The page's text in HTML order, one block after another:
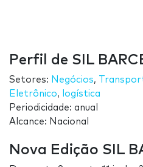
Perfil de SIL
Setores: Negócios,
Eletrônico, logística
Periodicidade: anual
Alcance: Nacional
Nova Edição SIL